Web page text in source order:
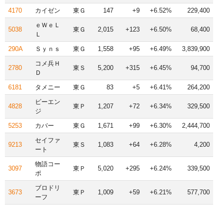
4170 カイゼン 東Ｇ 147 +9 +6.52% 229,400
5038
ｅＷｅＬ
Ｌ
東Ｇ 2,015 +123 +6.50% 68,400
290A Ｓｙｎｓ 東Ｇ 1,558 +95 +6.49% 3,839,900
2780
コメ兵Ｈ
Ｄ
東Ｓ 5,200 +315 +6.45% 94,700
6181 タメニー 東Ｇ 83 +5 +6.41% 264,200
4828
ビーエン
ジ
東Ｐ 1,207 +72 +6.34% 329,500
5253 カバー 東Ｇ 1,671 +99 +6.30% 2,444,700
9213
セイファ
ート
東Ｓ 1,083 +64 +6.28% 4,200
3097
物語コー
ポ
東Ｐ 5,020 +295 +6.24% 339,500
3673
ブロドリ
ーフ
東Ｐ 1,009 +59 +6.21% 577,700